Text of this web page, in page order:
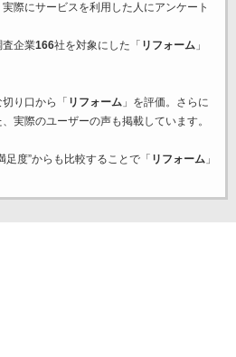
際にサービスを利用した 人にアンケート
査企業166社を対象にした「 リフォーム」
り口から「 リフォーム」を評価。さらに
実際のユーザーの声も掲載しています。
度”からも比較することで「 リフォーム」